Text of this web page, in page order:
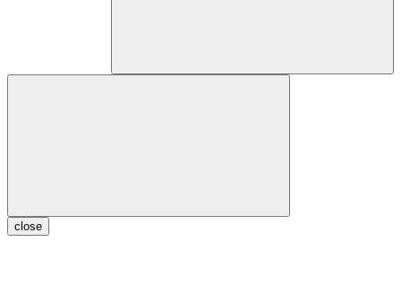
close